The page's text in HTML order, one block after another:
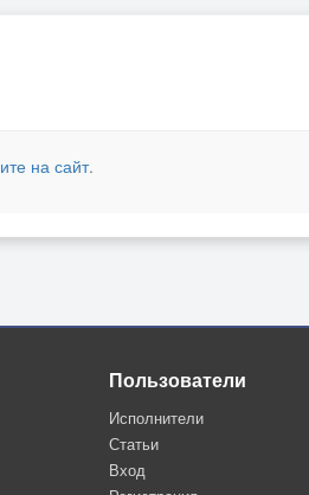
на сайт.
Пользователи
Исполнители
Статьи
Вход